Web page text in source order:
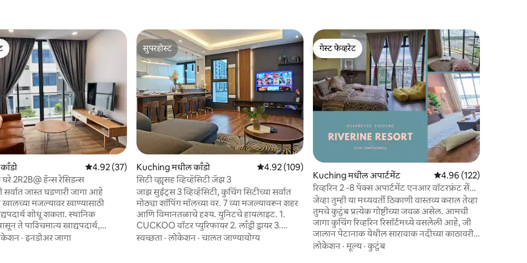
5 पैकी 4.92 सरासरी रेटिंग, 37 रिव्ह्यूज
4.92 (37)
2R2B@ हॅन्स रेसिडन्स
सर्वात जास्त घडणारी जागा आहे
खालच्या मजल्यावर खाण्यासाठी
शोधू शकता. स्थानिक
ते पाश्चिमात्य खाद्यपदार्थ,
किंवा जपानी पाककृती,
·इनडोअर जागा
सुपरहोस्ट
सुपरहोस्ट
Kuching मधील काँडो 5 पैकी 4.92 सरासरी रेटिंग, 109 रिव्ह्यूज
4.92 (109)
सिटी व्ह्यूसह व्हिव्हॅसिटी जॅझ 3
जाझ सुईट्स 3 व्हिव्हॅसिटी, कुचिंग सिटीच्या सर्वात
मोठ्या शॉपिंग मॉलच्या वर. 7 व्या मजल्यावरून शहर
आणि विमानतळाचे दृश्य. युनिटचे हायलाइट. 1.
CUCKOO वॉटर प्युरिफायर 2. लाँड्री ड्रायर 3.
आरामदायक बिछाना, स्प्रिंग ड्युवेट्ससह गाद्या 4.
स्वच्छता ·लोकेशन ·चालत जाण्यायोग्य
गेस्ट फेव्हरेट
गेस्ट फेव्हरेट
Kuching मधील अपार्टमेंट 5 पैकी 4.96 सरासरी रेटिंग,
4.96 (122)
रिव्हरिन 2 -8 पॅक्स अपार्टमेंट एनआर वॉटरफ्रंट सेंटर
kch
जेव्हा तुम्ही या मध्यवर्ती ठिकाणी वास्तव्य कराल तेव्हा
तुमचे कुटुंब प्रत्येक गोष्टीच्या जवळ असेल. आमची
जागा कुचिंग रिव्हरिन रिसॉर्टमध्ये वसलेली आहे, जी
जालान पेटानाक येथील सारावाक नदीच्या काठावरील
स्वतःचे निसर्गरम्य वॉटरफ्रंट एस्प्लेनेड प्रदान करते.
लोकेशन ·मूल्य·कुटुंब